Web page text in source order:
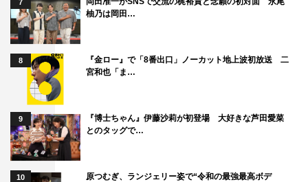
念願の写真集が出せてとってもうれしい！ しかも、いき
7
柚乃は岡田…
8
『金ロー』で「8番出口」ノーカット地上波初放送 二
宮和也「ま…
9
『博士ちゃん』伊藤沙莉が初登場 大好きな芦田愛菜
とのタッグで…
10
原つむぎ、ランジェリー姿で“令和の最強最高ボデ